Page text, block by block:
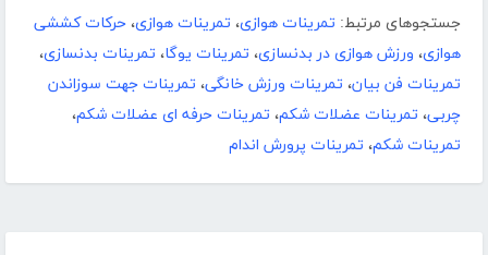
جستجوهای مرتبط: تمرینات هوازی، تمرینات هوازی، حرکات کششی
هوازی، ورزش هوازی در بدنسازی، تمرینات یوگا، تمرینات بدنسازی،
تمرینات فن بیان، تمرینات ورزش خانگی، تمرینات جهت سوزاندن
چربی، تمرینات عضلات شکم، تمرینات حرفه ای عضلات شکم،
تمرینات شکم، تمرینات پرورش اندام